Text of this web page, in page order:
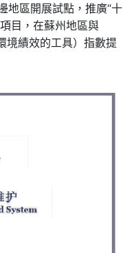
地區開展試點，推廣“十
目，在蘇州地區與
境績效的工具）指數提